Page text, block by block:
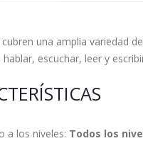
cubren una amplia variedad
hablar, escuchar, leer y
a los niveles: Todos los